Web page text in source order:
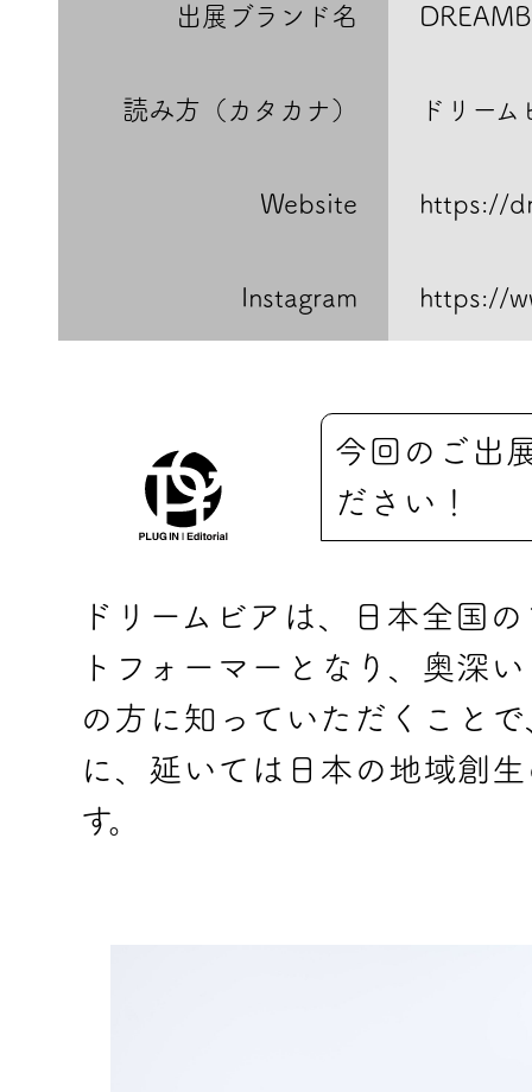
出展ブランド名
読み方（カタカナ） ドリーム
Website https://
Instagram https://
今回のご出
ださい！
ドリームビアは、日本全国
トフォーマーとなり、奥深
の方に知っていただくこと
に、延いては日本の地域創
す。